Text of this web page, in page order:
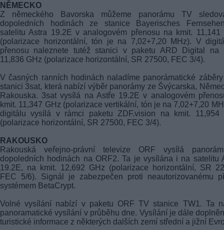
NĚMECKO
Z německého Bavorska můžeme panorámu TV
dopoledních hodinách ze stanice Bayerisches
satelitu Astra 19.2E v analogovém přenosu na kmit. 11,141
(polarizace horizontální, tón je na 7,02+7,20 MHz). V
přenosu naleznete tutéž stanici v paketu ARD Digital na
11,836 GHz (polarizace horizontální, SR 27500, FEC 3/4).
V časných ranních hodinách naladíme panorámatické
stanici 3sat, která nabízí výběr panorámy ze Švýcarska,
Rakouska. 3sat vysílá na Astře 19.2E v analogovém
kmit. 11,347 GHz (polarizace vertikální, tón je na 7,02+7,20
digitálu vysílá v rámci paketu ZDF.vision na kmit. 11,954
(polarizace horizontální, SR 27500, FEC 3/4).
RAKOUSKO
Rakouská veřejno-právní televize ORF vysílá
dopoledních hodinách na ORF2. Ta je vysílána i na satelitu
19.2E, na kmit. 12,692 GHz (polarizace horizontální, SR
FEC 5/6). Signál je zabezpečen proti neautorizovanému
systémem BetaCrypt.
Volné vysílání nabízí v paketu ORF TV stanice TW1. Ta
panoramatické vysílání v průběhu dne. Vysílání je dále
turistické informace z některých dalších zemí střední a jižní